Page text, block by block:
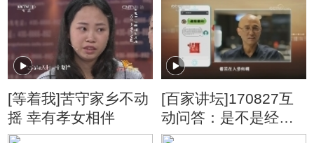
[等着我]苦守家乡不动
摇 幸有孝女相伴
[百家讲坛]170827互
动问答：是不是经过
进化人类变得越来越